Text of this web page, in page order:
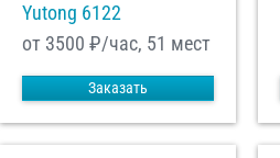
Yutong 6122
от 3500 ₽/час, 51 мест
Заказать